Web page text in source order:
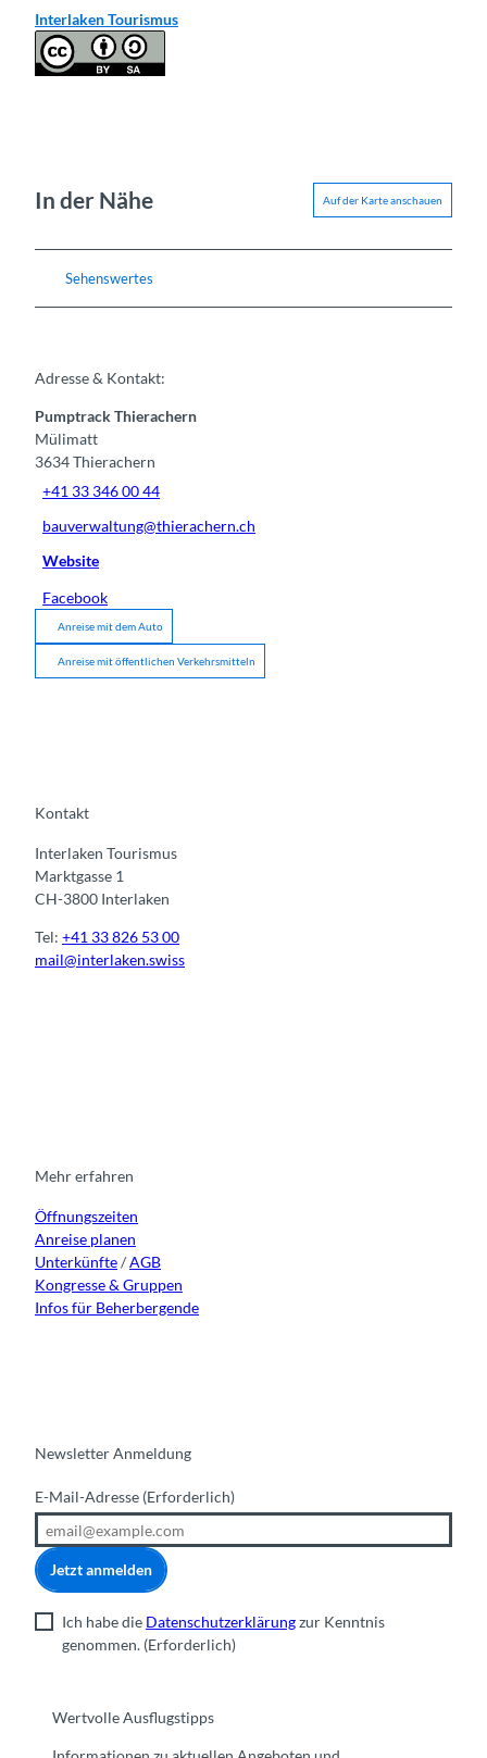
Interlaken Tourismus
In der Nähe Auf der Karte anschauen
Sehenswertes
Adresse & Kontakt:
Pumptrack Thierachern
Mülimatt
3634Thierachern
+41 33 346 00 44
bauverwaltung@thierachern.ch
Website
Facebook
Anreise mit dem Auto
Anreise mit öffentlichen Verkehrsmitteln
Kontakt
Interlaken Tourismus
Marktgasse 1
CH-3800 Interlaken
Tel: +41 33 826 53 00
mail@interlaken.swiss
r
m
o
e
Mehr erfahren
Öffnungszeiten
Anreise planen
Unterkünfte/AGB
Kongresse & Gruppen
Infos für Beherbergende
Newsletter Anmeldung
E-Mail-Adresse (Erforderlich)
Jetzt anmelden
Ich habe die Datenschutzerklärungzur Kenntnis
genommen. (Erforderlich)
Wertvolle Ausflugstipps